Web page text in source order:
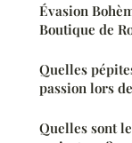
Évasion
Boutique de
Quelles
passion lors
Quelles sont